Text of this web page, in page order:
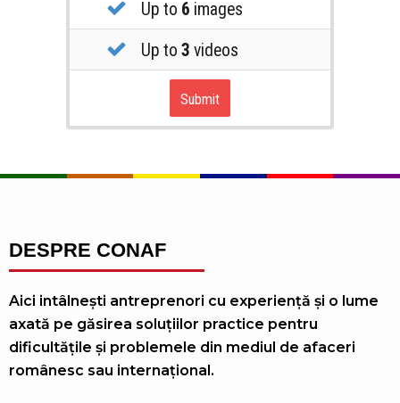
Up to 6 images
Up to 3 videos
Submit
DESPRE CONAF
Aici intâlnești antreprenori cu experiență și o lume
axată pe găsirea soluțiilor practice pentru
dificultățile și problemele din mediul de afaceri
românesc sau internațional.